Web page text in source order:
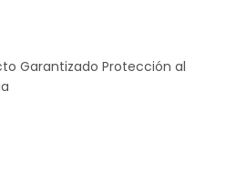
Garantizado Protección al